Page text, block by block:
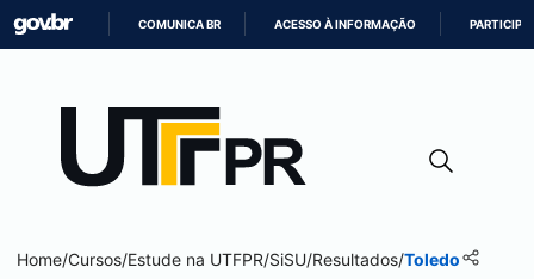
CONTEÚDO
COMUNICA BR ACESSO À INFORMAÇÃO PARTICIPE
Home/Cursos/Estude na UTFPR/SiSU/Resultados/Toledo